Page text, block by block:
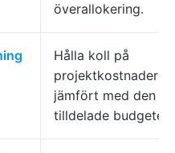
överallokering.
Hålla koll på
projektkostnaderna
jämfört med den
tilldelade budgeten